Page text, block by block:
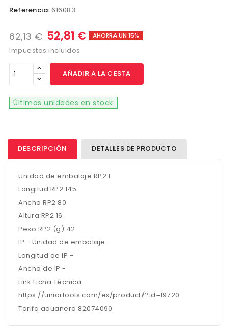
Referencia: 616083
62,13 € 52,81 € AHORRA UN 15%
Impuestos incluidos
AÑADIR A LA CESTA
Últimas unidades en stock
DESCRIPCIÓN DETALLES DE PRODUCTO
Unidad de embalaje RP2 1
Longitud RP2 145
Ancho RP2 80
Altura RP2 16
Peso RP2 (g) 42
IP - Unidad de embalaje -
Longitud de IP -
Ancho de IP -
Link Ficha Técnica
https://uniortools.com/es/product/?id=19720
Tarifa aduanera 82074090